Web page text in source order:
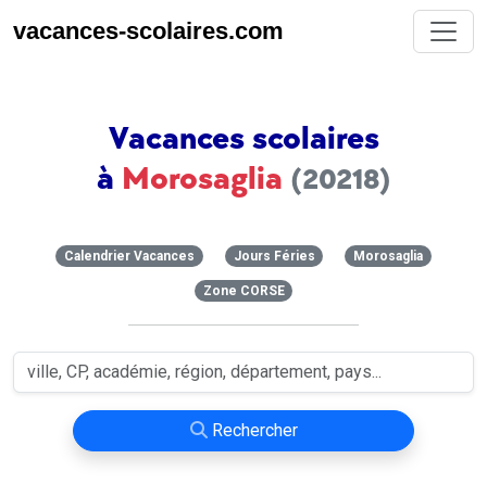
vacances-scolaires.com
Vacances scolaires
à Morosaglia (20218)
Calendrier Vacances Jours Féries Morosaglia
Zone CORSE
Rechercher